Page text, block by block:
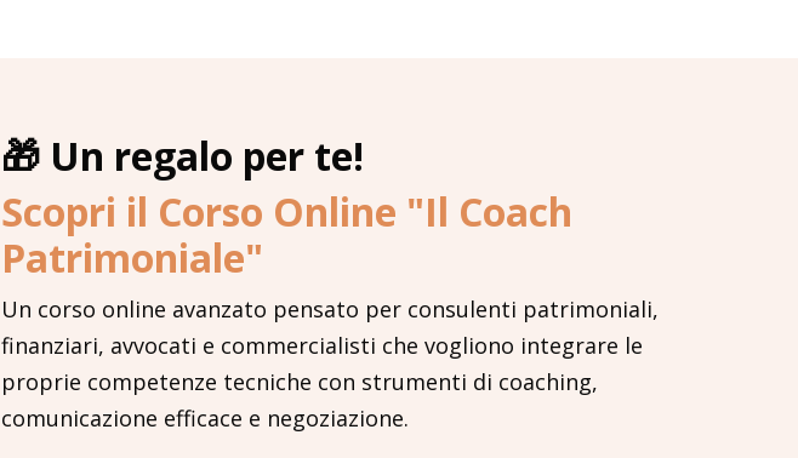
🎁 Un regalo per te!
Scopri il Corso Online "Il Coach
Patrimoniale"
Un corso online avanzato pensato per consulenti patrimoniali,
finanziari, avvocati e commercialisti che vogliono integrare le
proprie competenze tecniche con strumenti di coaching,
comunicazione efficace e negoziazione.